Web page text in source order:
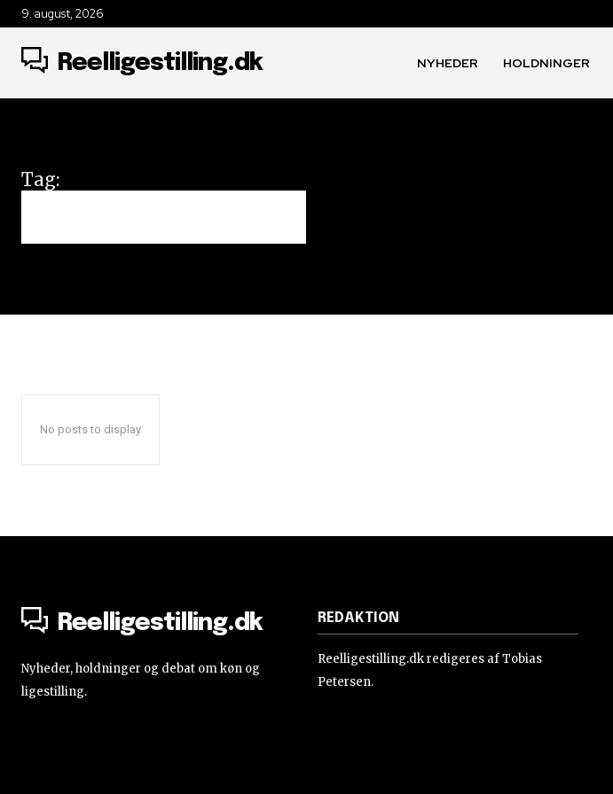
9. august, 2026
Reelligestilling.dk NYHEDER HOLDNINGER
Tag:
No posts to display
Reelligestilling.dk
Nyheder, holdninger og debat om køn og
ligestilling.
REDAKTION
Reelligestilling.dk redigeres af Tobias
Petersen.